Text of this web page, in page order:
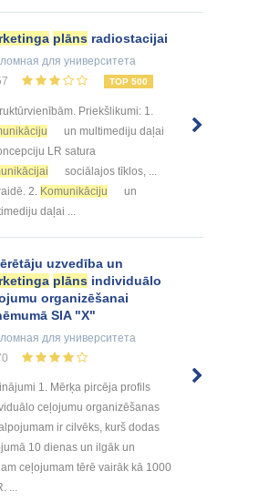
plāns radiostacijai
для университета
TOP 500
Priekšlikumi: 1.
un multimediju daļai
LR satura
sociālajos tīklos, ...
2. Komunikāciju
un
daļai ...
uzvedība un
plāns individuālo
organizēšanai
SIA "X"
для университета
1. Mērķa pircēja profils
ceļojumu organizēšanas
ir cilvēks, kurš dodas
10 dienas un ilgāk un
ceļojumam tērē vairāk kā 1000
...